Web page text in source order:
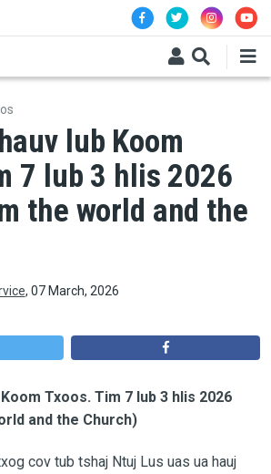
lub Koom
7 lub 3 hlis 2026
the world and the
, 07 March, 2026
Txoos. Tim 7 lub 3 hlis 2026
and the Church)
cov tub tshaj Ntuj Lus uas ua hauj